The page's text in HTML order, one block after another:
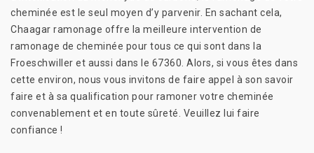
cheminée est le seul moyen d’y parvenir. En sachant cela,
Chaagar ramonage offre la meilleure intervention de
ramonage de cheminée pour tous ce qui sont dans la
Froeschwiller et aussi dans le 67360. Alors, si vous êtes dans
cette environ, nous vous invitons de faire appel à son savoir
faire et à sa qualification pour ramoner votre cheminée
convenablement et en toute sûreté. Veuillez lui faire
confiance !